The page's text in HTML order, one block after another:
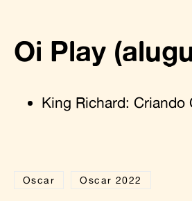
Oi Play
King Richard: Criando
Oscar Oscar 2022